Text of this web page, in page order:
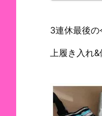
3連休最後の
上履き入れ